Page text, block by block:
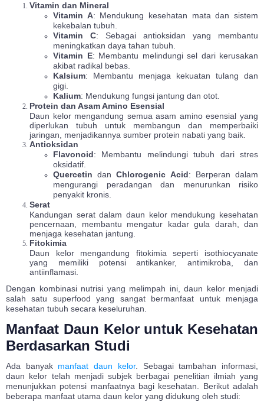
Vitamin dan Mineral
Vitamin A: Mendukung kesehatan mata dan sistem
kekebalan tubuh.
Vitamin C: Sebagai antioksidan yang membantu
meningkatkan daya tahan tubuh.
Vitamin E: Membantu melindungi sel dari kerusakan
akibat radikal bebas.
Kalsium: Membantu menjaga kekuatan tulang dan
gigi.
Kalium: Mendukung fungsi jantung dan otot.
Protein dan Asam Amino Esensial
Daun kelor mengandung semua asam amino esensial yang
diperlukan tubuh untuk membangun dan memperbaiki
jaringan, menjadikannya sumber protein nabati yang baik.
Antioksidan
Flavonoid: Membantu melindungi tubuh dari stres
oksidatif.
Quercetin danChlorogenic Acid: Berperan dalam
mengurangi peradangan dan menurunkan risiko
penyakit kronis.
Serat
Kandungan serat dalam daun kelor mendukung kesehatan
pencernaan, membantu mengatur kadar gula darah, dan
menjaga kesehatan jantung.
Fitokimia
Daun kelor mengandung fitokimia seperti isothiocyanate
yang memiliki potensi antikanker, antimikroba, dan
antiinflamasi.
Dengan kombinasi nutrisi yang melimpah ini, daun kelor menjadi
salah satu superfood yang sangat bermanfaat untuk menjaga
kesehatan tubuh secara keseluruhan.
Manfaat Daun Kelor untuk Kesehatan
Berdasarkan Studi
Ada banyak manfaat daun kelor. Sebagai tambahan informasi,
daun kelor telah menjadi subjek berbagai penelitian ilmiah yang
menunjukkan potensi manfaatnya bagi kesehatan. Berikut adalah
beberapa manfaat utama daun kelor yang didukung oleh studi: